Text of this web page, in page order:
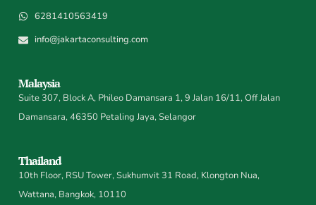
6281410563419
info@jakartaconsulting.com
Malaysia
Suite 307, Block A, Phileo Damansara 1, 9 Jalan 16/11, Off Jalan
Damansara, 46350 Petaling Jaya, Selangor
Thailand
10th Floor, RSU Tower, Sukhumvit 31 Road, Klongton Nua,
Wattana, Bangkok, 10110